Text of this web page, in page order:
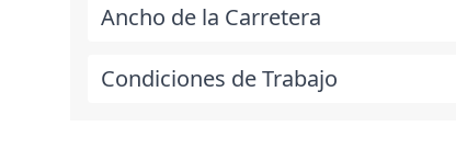
Ancho de la Carretera
Condiciones de Trabajo